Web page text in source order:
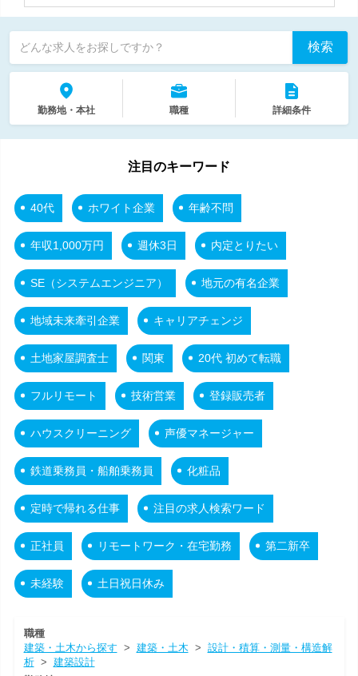
どんな求人をお探しですか？ 検索
勤務地・本社 職種 詳細条件
注目のキーワード
40代 ホワイト企業 年齢不問
年収1,000万円 週休3日 内定とりたい
SE（システムエンジニア） 地元の有名企業
地域未来牽引企業 キャリアチェンジ
土地家屋調査士 関東 20代 初めて転職
フルリモート 技術営業 登録販売者
ハウスクリーニング 声優マネージャー
鉄道乗務員・船舶乗務員 化粧品
定時で帰れる仕事 注目の求人検索ワード
正社員 リモートワーク・在宅勤務 第二新卒
未経験 土日祝日休み
職種
建築・土木から探す > 建築・土木 > 設計・積算・測量・構造解
析> 建築設計